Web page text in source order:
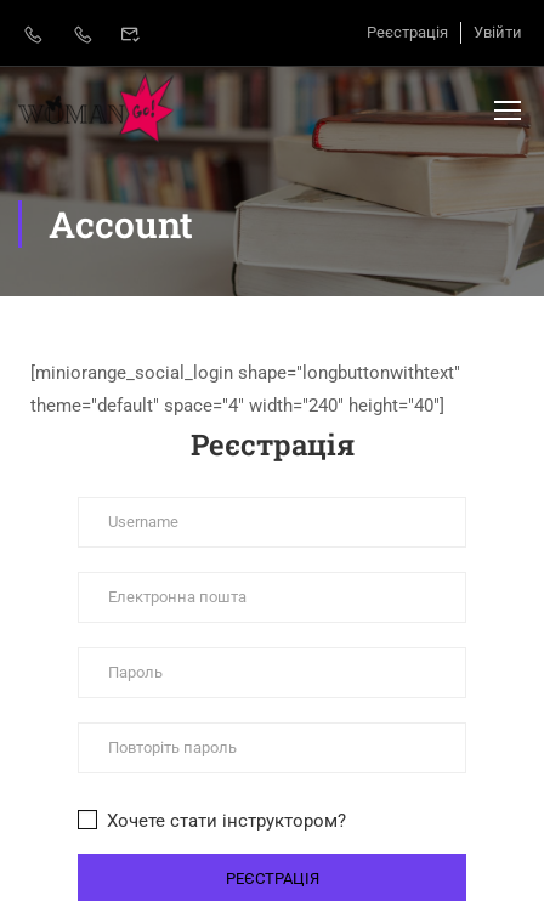
Реєстрація Увійти
Account
[miniorange_social_login shape="longbuttonwithtext"
theme="default" space="4" width="240" height="40"]
Реєстрація
Хочете стати інструктором?